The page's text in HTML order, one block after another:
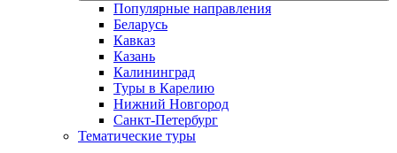
Популярные направления
Беларусь
Кавказ
Казань
Калининград
Туры в Карелию
Нижний Новгород
Санкт-Петербург
Тематические туры